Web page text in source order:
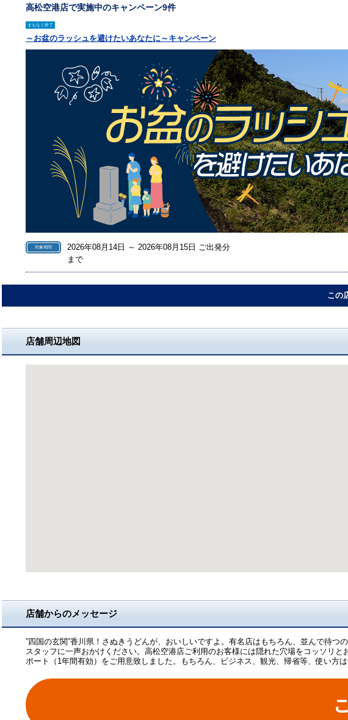
高松空港店で実施中のキャンペーン9件
まもなく終了
～お盆のラッシュを避けたいあなたに～キャンペーン
対象期間
2026年08月14日 ～ 2026年08月15日 ご出発分
まで
この
店舗周辺地図
店舗からのメッセージ
”四国の玄関”香川県！さぬきうどんが、おいしいですよ。有名店はもちろん、並んで待つ
スタッフに一声おかけください。高松空港店ご利用のお客様には隠れた穴場をコッソリ
ポート（1年間有効）をご用意致しました。もちろん、ビジネス、観光、帰省等、使い方